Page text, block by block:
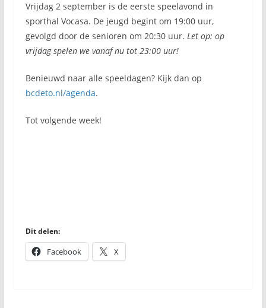
Vrijdag 2 september is de eerste speelavond in
sporthal Vocasa. De jeugd begint om 19:00 uur,
gevolgd door de senioren om 20:30 uur. Let op: op
vrijdag spelen we vanaf nu tot 23:00 uur!
Benieuwd naar alle speeldagen? Kijk dan op
bcdeto.nl/agenda.
Tot volgende week!
Dit delen:
Facebook X